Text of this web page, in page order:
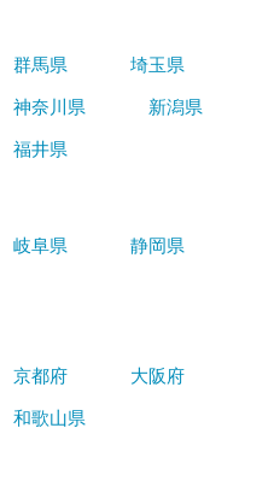
群馬県
埼玉県
神奈川県
新潟県
福井県
岐阜県
静岡県
京都府
大阪府
和歌山県